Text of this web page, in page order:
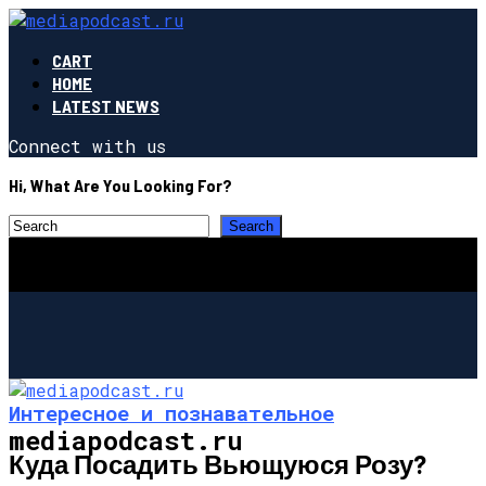
CART
HOME
LATEST NEWS
Connect with us
Hi, What Are You Looking For?
mediapodcast.ru
Интересное и познавательное
Куда Посадить Вьющуюся Розу?